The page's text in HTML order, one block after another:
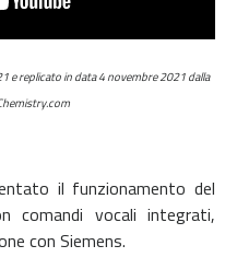
e replicato in data 4 novembre 2021 dalla
il funzionamento del
comandi vocali integrati,
con Siemens.